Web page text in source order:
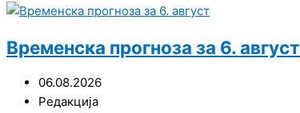
Временска прогноза за 6. август
06.08.2026
Редакција